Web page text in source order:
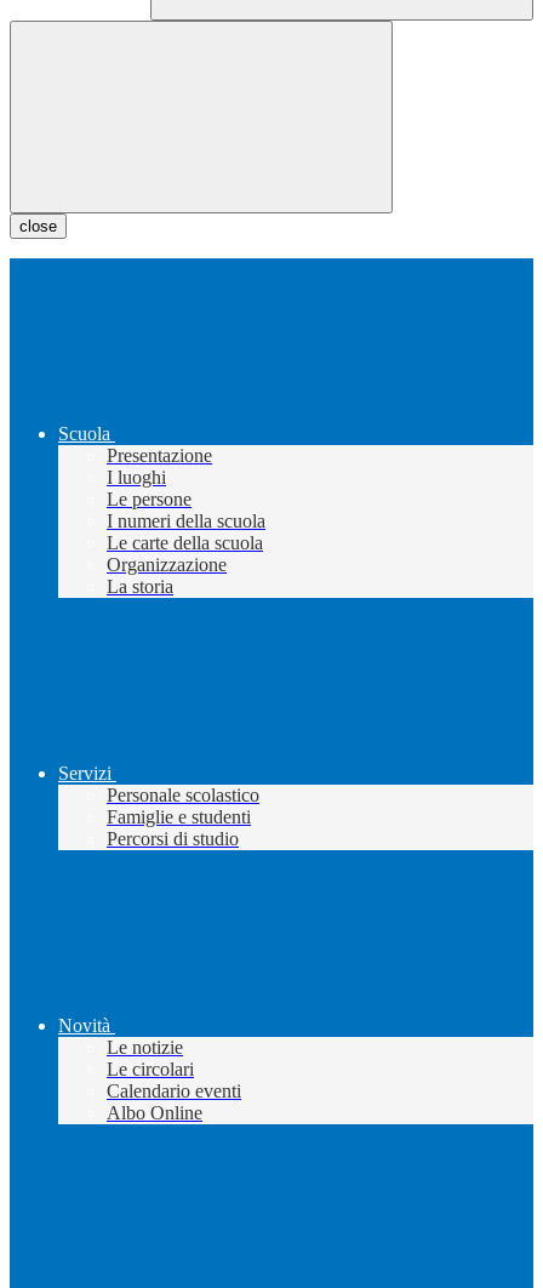
close
Scuola
Presentazione
I luoghi
Le persone
I numeri della scuola
Le carte della scuola
Organizzazione
La storia
Servizi
Personale scolastico
Famiglie e studenti
Percorsi di studio
Novità
Le notizie
Le circolari
Calendario eventi
Albo Online